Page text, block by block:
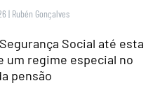
| Rubén Gonçalves
Social até esta
um regime especial no
pensão